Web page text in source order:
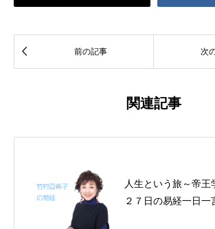
 前の記事 次
関連記事
人生という旅～帝王
２７日の易経一日一